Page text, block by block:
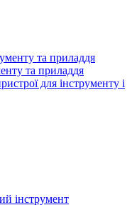
та приладдя
для інструменту і